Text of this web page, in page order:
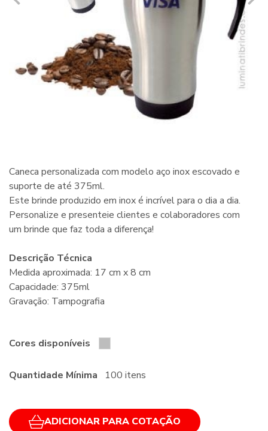
Caneca personalizada com modelo aço inox escovado e
suporte de até 375ml.
Este brinde produzido em inox é incrível para o dia a dia.
Personalize e presenteie clientes e colaboradores com
um brinde que faz toda a diferença!
Descrição Técnica
Medida aproximada: 17 cm x 8 cm
Capacidade: 375ml
Gravação: Tampografia
Cores disponíveis
Quantidade Mínima 100 itens
ADICIONAR PARA COTAÇÃO